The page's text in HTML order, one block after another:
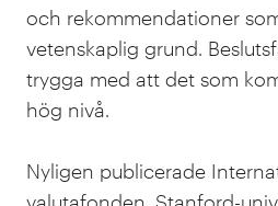
och rekommendationer
vetenskaplig grund.
trygga med att det som
hög nivå.
Nyligen publicerade